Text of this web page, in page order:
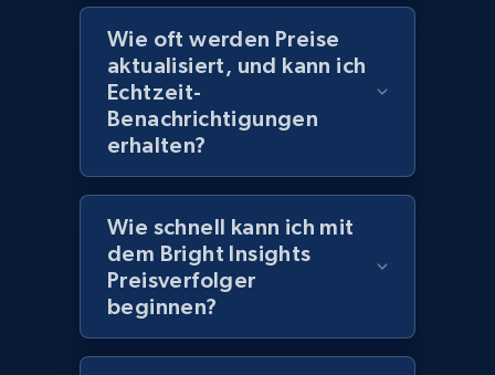
price, Currency, Availability, Reviews count, and
2.1K+ 375+ Jetzt anfangen
Amazon products global dataset -
Collecting products by keyword search
Title, Seller name, Brand, Description, Initial
price, Currency, Availability, Reviews count, and
Wie oft werden Preise
aktualisiert, und kann ich
Echtzeit-
Benachrichtigungen
erhalten?
Wie schnell kann ich mit
dem Bright Insights
Preisverfolger
beginnen?